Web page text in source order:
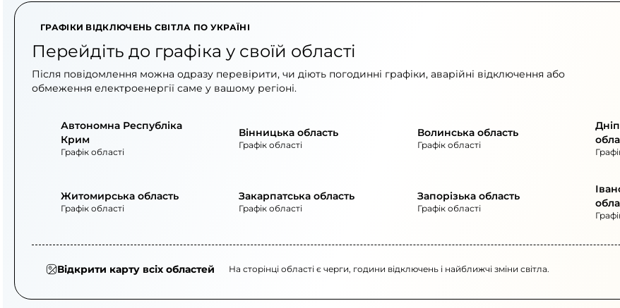
ГРАФІКИ ВІДКЛЮЧЕНЬ СВІТЛА ПО УКРАЇНІ
Перейдіть до графіка у своїй області
Після повідомлення можна одразу перевірити, чи діють погодинні графіки, аварійні відключення або
обмеження електроенергії саме у вашому регіоні.
Автономна Республіка
Крим
Графік області
Вінницька область
Графік області
Волинська область
Графік області
Житомирська область
Графік області
Закарпатська область
Графік області
Запорізька область
Графік області
Відкрити карту всіх областей На сторінці області є черги, години відключень і найближчі зміни світла.